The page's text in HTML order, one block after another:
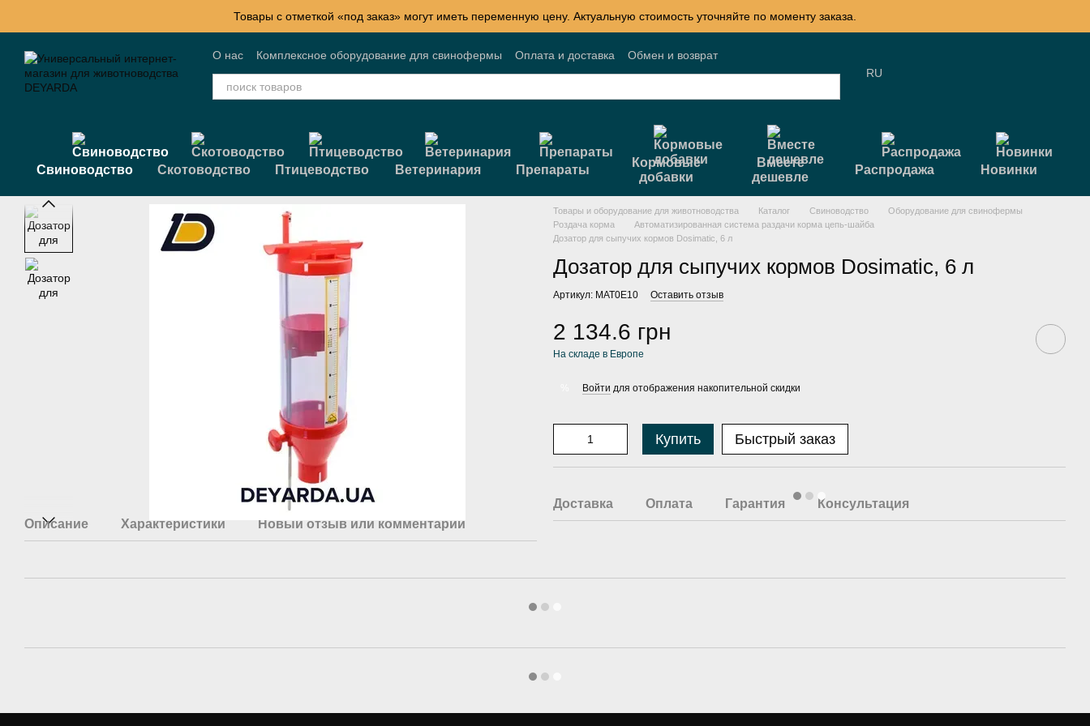
Товары с отметкой «под заказ» могут иметь переменную цену. Актуальную стоимость уточняйте по моменту заказа.
О нас Комплексное оборудование для свинофермы Оплата и доставка
Обмен и возврат
Контактная информация
Блог Акции Договор публичной оферты RU
Свиноводство Скотоводство Птицеводство Ветеринария Препараты
Кормовые
добавки
Вместе
дешевле
Распродажа Новинки
Описание Характеристики Новый отзыв или комментарий
Товары и оборудование для животноводства Каталог Свиноводство
Оборудование для свинофермы
Роздача корма
Автоматизированная система раздачи корма цепь-шайба
Дозатор для сыпучих кормов Dosimatic, 6 л
Дозатор для сыпучих кормов Dosimatic, 6 л
Артикул: MAT0E10 Оставить отзыв
2 134.6 грн
На складе в Европе
Войти для отображения накопительной скидки
Купить Быстрый заказ
Доставка Оплата Гарантия Консультация